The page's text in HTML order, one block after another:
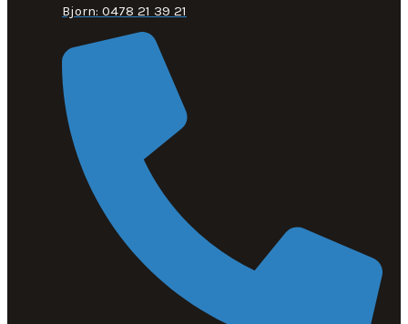
Bjorn: 0478 21 39 21